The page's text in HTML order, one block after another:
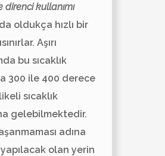
direnci kullanımı
oldukça hızlı bir
Aşırı
bu sıcaklık
300 ile 400 derece
sıcaklık
gelebilmektedir.
adına
olan yerin